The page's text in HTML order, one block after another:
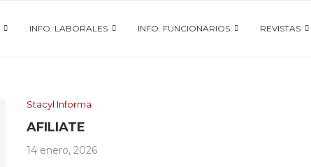
INFO. LABORALES INFO. FUNCIONARIOS REVISTAS
Stacyl Informa
AFILIATE
14 enero, 2026